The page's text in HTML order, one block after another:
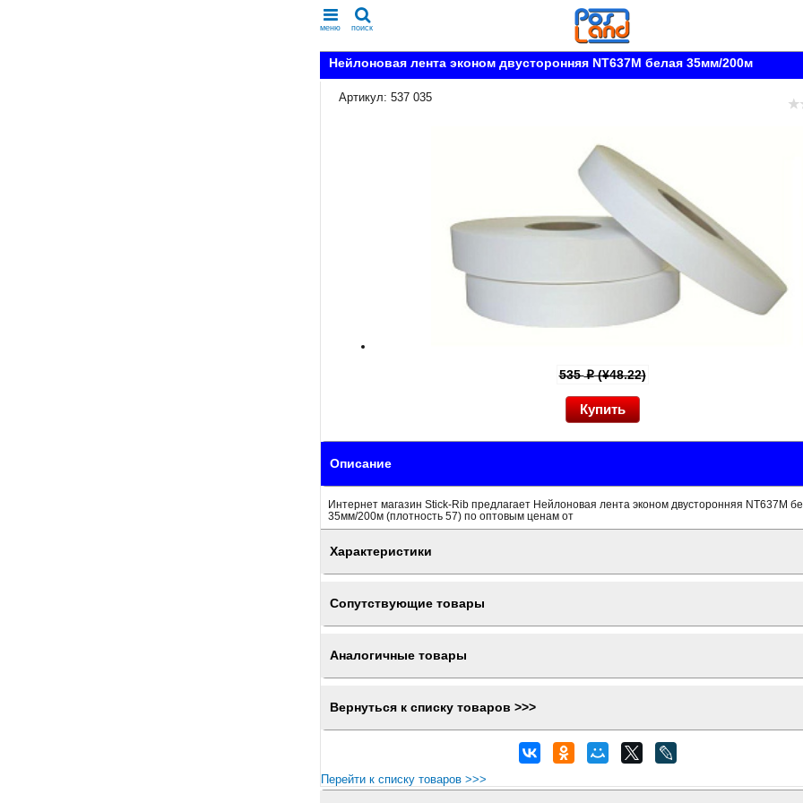
меню поиск
Нейлоновая лента эконом двусторонняя NT637M белая 35мм/200м
Артикул: 537 035
535p(¥48.22)
Описание
Интернет магазин Stick-Rib предлагает Нейлоновая лента эконом двусторонняя NT637M
35мм/200м (плотность 57) по оптовым ценам от
Характеристики
Сопутствующие товары
Аналогичные товары
Вернуться к списку товаров >>>
Перейти к списку товаров >>>